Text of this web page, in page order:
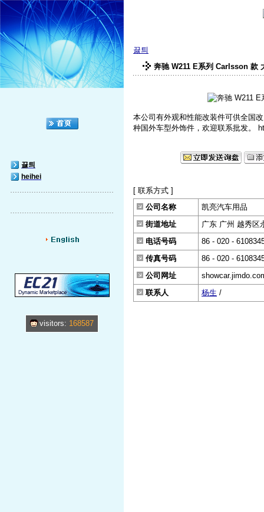
끓틔
heihei
visitors: 168587
끓틔
奔驰 W211 E系列 Carlsson 款
本公司有外观和性能改装件可供全国
种国外车型外饰件，欢迎联系批发。
[ 联系方式 ]
公司名称
凯亮汽车用品
街道地址
广东 广州 越秀区
电话号码
86 - 020 -
传真号码
86 - 020 -
公司网址
联系人
杨生 /